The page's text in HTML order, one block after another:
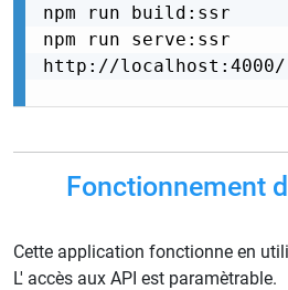
npm run build:ssr
npm run serve:ssr
http://localhost:4000/
Fonctionnement
Cette application fonctionne en
L' accès aux API est paramètrable.